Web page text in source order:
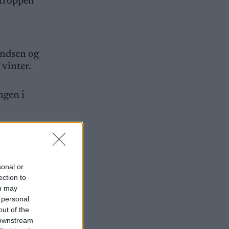
or
to
may
of the
og
vinter.
i
at